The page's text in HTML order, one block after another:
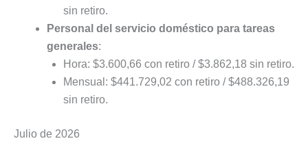
sin retiro.
Personal del servicio doméstico para tareas
generales:
Hora: $3.600,66 con retiro / $3.862,18 sin retiro.
Mensual: $441.729,02 con retiro / $488.326,19
sin retiro.
Julio de 2026